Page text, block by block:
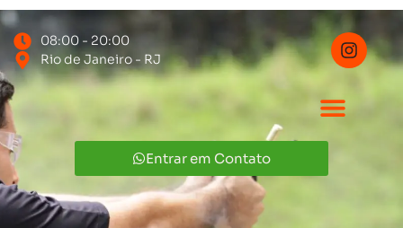
08:00 - 20:00
Rio de Janeiro - RJ
Entrar em Contato